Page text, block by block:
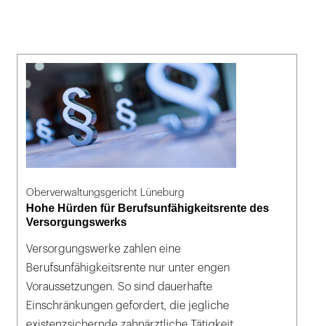
Oberverwaltungsgericht Lüneburg
Hohe Hürden für Berufsunfähigkeitsrente des
Versorgungswerks
Versorgungswerke zahlen eine
Berufsunfähigkeitsrente nur unter engen
Voraussetzungen. So sind dauerhafte
Einschränkungen gefordert, die jegliche